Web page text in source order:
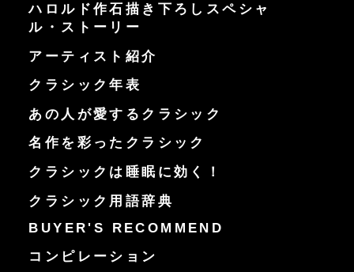
ハロルド作石描き下ろしスペシャ
ル・ストーリー
アーティスト紹介
クラシック年表
あの人が愛するクラシック
名作を彩ったクラシック
クラシックは睡眠に効く！
クラシック用語辞典
BUYER'S RECOMMEND
コンピレーション